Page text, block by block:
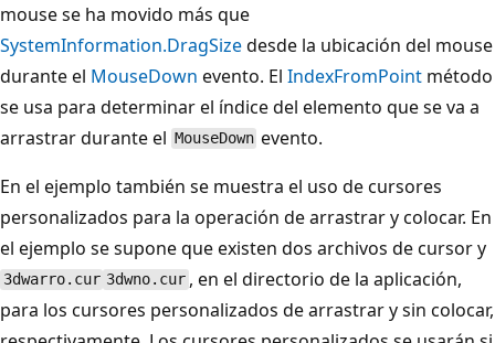
mouse se ha movido más que
SystemInformation.DragSizedesde la ubicación del mouse
durante el MouseDown evento. El IndexFromPoint método
se usa para determinar el índice del elemento que se va a
arrastrar durante el MouseDown evento.
En el ejemplo también se muestra el uso de cursores
personalizados para la operación de arrastrar y colocar. En
el ejemplo se supone que existen dos archivos de cursor y
3dwarro.cur 3dwno.cur , en el directorio de la aplicación,
para los cursores personalizados de arrastrar y sin colocar,